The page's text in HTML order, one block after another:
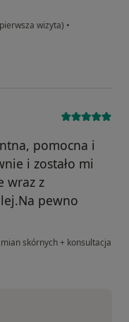
wizyta) •
pomocna i
i zostało mi
wraz z
pewno
skórnych + konsultacja